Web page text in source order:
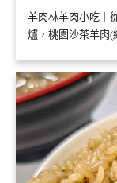
羊肉林羊肉小吃｜
爐，桃園沙茶羊肉(